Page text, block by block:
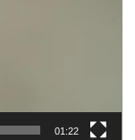
01:22